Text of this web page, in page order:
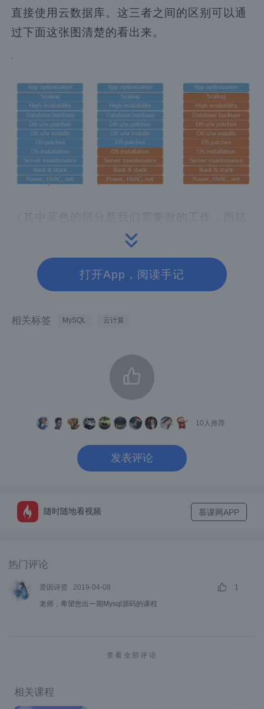
直接使用云数据库。这三者之间的区别可以通
过下面这张图清楚的看出来。
色部分为云提供商帮我们所做的工作。最左侧
的是我们通过自建IDC的方式部署MySQL所需
要做的工作，而最右侧则是使用RDS服务时我
们所需要作的工作。中间的则是使用云服务器
部署MySQL数据库时的工作分配情况。）
成本包括人员成本和硬件成本，使用RDS服务
作都是由云服务器来完成的；而对于硬件成本
低，但一旦部署的规模超过了一定的限度自建I
维护性：
RDS的所有数据库管理工作包括数据库备份和
自建IDC和使用云服务器部署MySQL数据库，
署,但是可以对数据库进行完全的控制。
打开App，阅读手记
相关标签 MySQL 云计算
10 人推荐
发表评论
随时随地看视频 慕课网APP
热门评论
爱因诗贤 2019-04-08 1
老师，希望您出一期Mysql源码的课程
查看全部评论
相关课程